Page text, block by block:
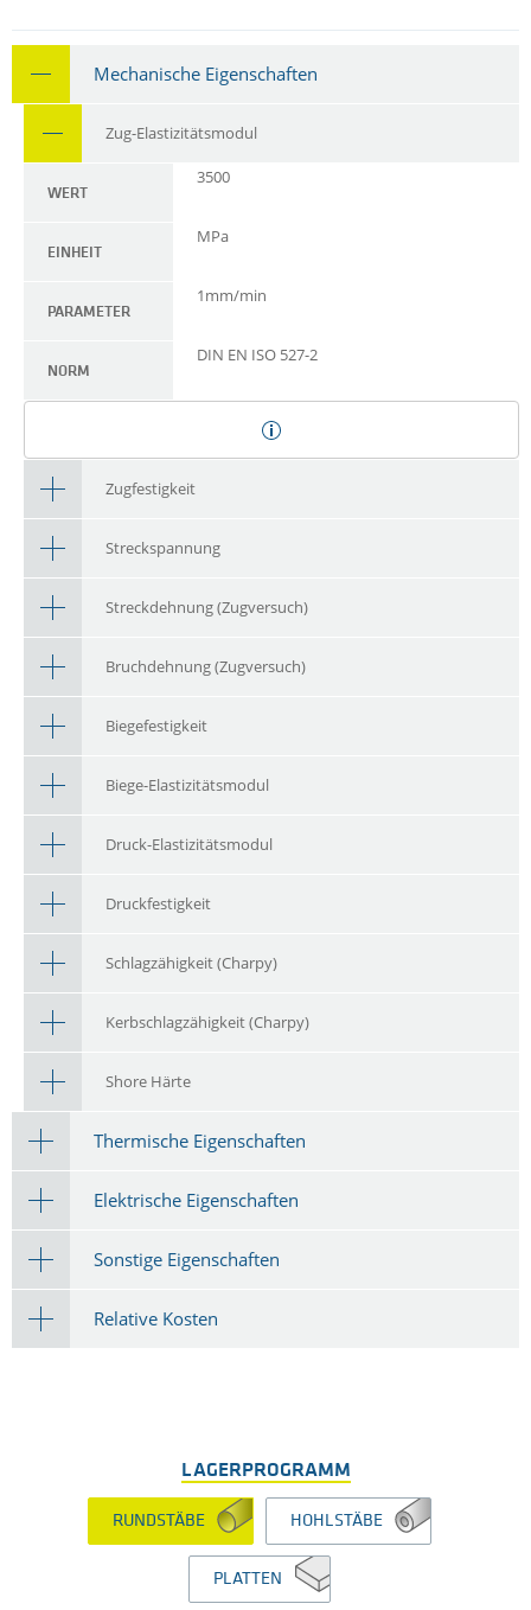
Mechanische Eigenschaften
Zug-Elastizitätsmodul
WERT
3500
EINHEIT
MPa
PARAMETER
1mm/min
NORM
DIN EN ISO 527-2
Zugfestigkeit
Streckspannung
Streckdehnung (Zugversuch)
Bruchdehnung (Zugversuch)
Biegefestigkeit
Biege-Elastizitätsmodul
Druck-Elastizitätsmodul
Druckfestigkeit
Schlagzähigkeit (Charpy)
Kerbschlagzähigkeit (Charpy)
Shore Härte
Thermische Eigenschaften
Elektrische Eigenschaften
Sonstige Eigenschaften
Relative Kosten
LAGERPROGRAMM
RUNDSTÄBE HOHLSTÄBE
PLATTEN